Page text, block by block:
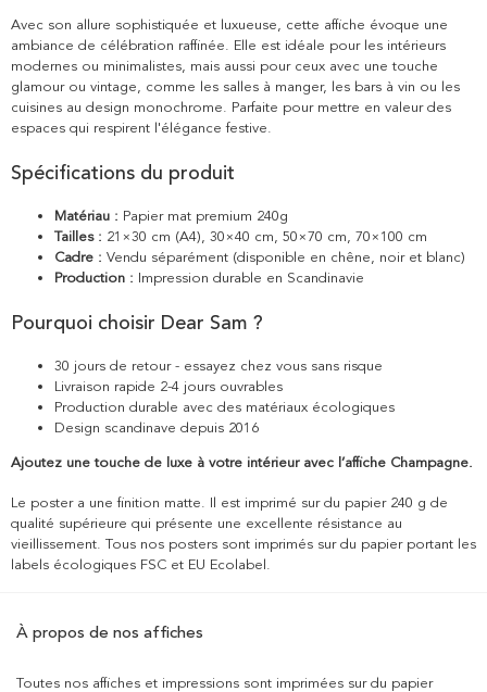
Avec son allure sophistiquée et luxueuse, cette affiche évoque une
ambiance de célébration raffinée. Elle est idéale pour les intérieurs
modernes ou minimalistes, mais aussi pour ceux avec une touche
glamour ou vintage, comme les salles à manger, les bars à vin ou les
cuisines au design monochrome. Parfaite pour mettre en valeur des
espaces qui respirent l'élégance festive.
Spécifications du produit
Matériau : Papier mat premium 240g
Tailles : 21×30 cm (A4), 30×40 cm, 50×70 cm, 70×100 cm
Cadre : Vendu séparément (disponible en chêne, noir et blanc)
Production : Impression durable en Scandinavie
Pourquoi choisir Dear Sam ?
30 jours de retour - essayez chez vous sans risque
Livraison rapide 2-4 jours ouvrables
Production durable avec des matériaux écologiques
Design scandinave depuis 2016
Ajoutez une touche de luxe à votre intérieur avec l’affiche Champagne.
Le poster a une finition matte. Il est imprimé sur du papier 240 g de
qualité supérieure qui présente une excellente résistance au
vieillissement. Tous nos posters sont imprimés sur du papier portant les
labels écologiques FSC et EU Ecolabel.
À propos de nos affiches
Toutes nos affiches et impressions sont imprimées sur du papier